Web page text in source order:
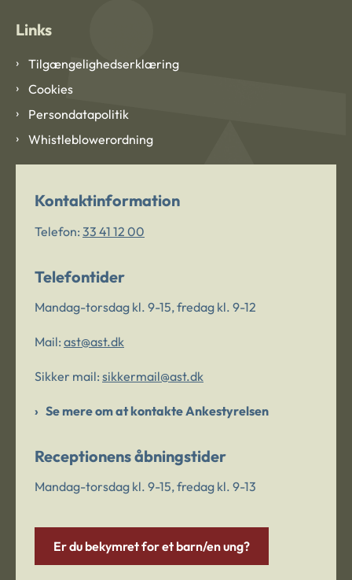
Links
Tilgængelighedserklæring
Cookies
Persondatapolitik
Whistleblowerordning
Kontaktinformation
Telefon: 33 41 12 00
Telefontider
Mandag-torsdag kl. 9-15, fredag kl. 9-12
Mail: ast@ast.dk
Sikker mail: sikkermail@ast.dk
Se mere om at kontakte Ankestyrelsen
Receptionens åbningstider
Mandag-torsdag kl. 9-15, fredag kl. 9-13
Er du bekymret for et barn/en ung?